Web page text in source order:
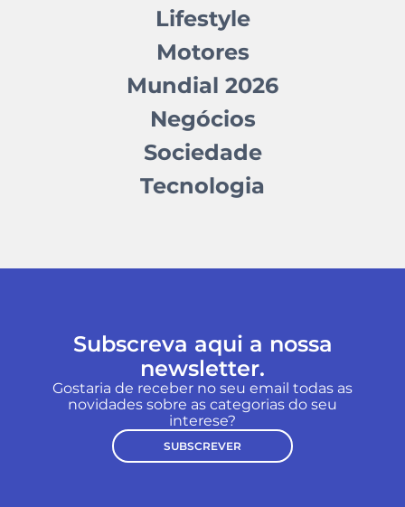
Lifestyle
Motores
Mundial 2026
Negócios
Sociedade
Tecnologia
Subscreva aqui a nossa
newsletter.
Gostaria de receber no seu email todas as
novidades sobre as categorias do seu
interese?
SUBSCREVER